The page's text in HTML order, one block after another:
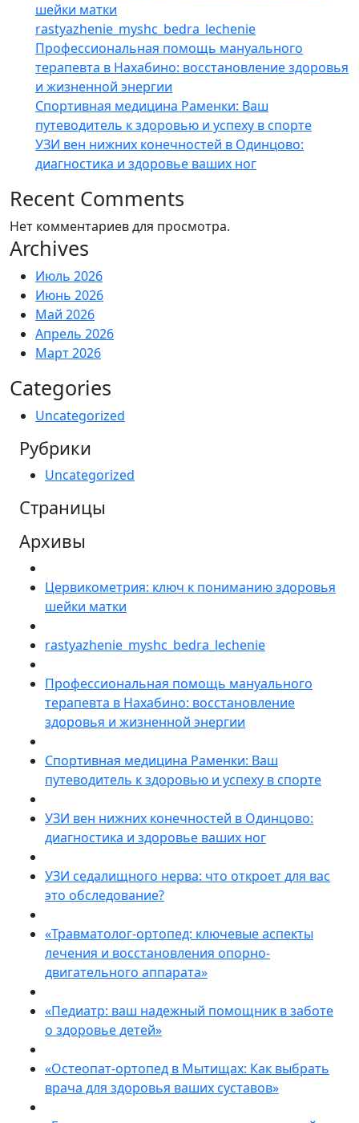
шейки матки
rastyazhenie_myshc_bedra_lechenie
Профессиональная помощь мануального
терапевта в Нахабино: восстановление здоровья
и жизненной энергии
Спортивная медицина Раменки: Ваш
путеводитель к здоровью и успеху в спорте
УЗИ вен нижних конечностей в Одинцово:
диагностика и здоровье ваших ног
Recent Comments
Нет комментариев для просмотра.
Archives
Июль 2026
Июнь 2026
Май 2026
Апрель 2026
Март 2026
Categories
Uncategorized
Рубрики
Uncategorized
Страницы
Архивы
Цервикометрия: ключ к пониманию здоровья
шейки матки
rastyazhenie_myshc_bedra_lechenie
Профессиональная помощь мануального
терапевта в Нахабино: восстановление
здоровья и жизненной энергии
Спортивная медицина Раменки: Ваш
путеводитель к здоровью и успеху в спорте
УЗИ вен нижних конечностей в Одинцово:
диагностика и здоровье ваших ног
УЗИ седалищного нерва: что откроет для вас
это обследование?
«Травматолог-ортопед: ключевые аспекты
лечения и восстановления опорно-
двигательного аппарата»
«Педиатр: ваш надежный помощник в заботе
о здоровье детей»
«Остеопат-ортопед в Мытищах: Как выбрать
врача для здоровья ваших суставов»